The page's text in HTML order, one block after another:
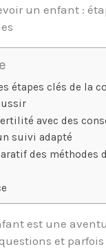
un enfant :
étapes clés de la
avec des
suivi adapté
des méthodes
est une
et